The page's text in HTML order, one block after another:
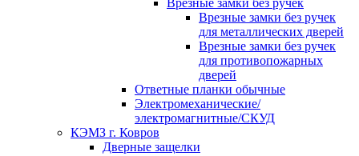
Врезные замки без ручек
Врезные замки без ручек
для металлических дверей
Врезные замки без ручек
для противопожарных
дверей
Ответные планки обычные
Электромеханические/
электромагнитные/СКУД
КЭМЗ г. Ковров
Дверные защелки